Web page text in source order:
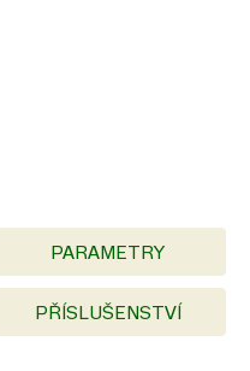
PARAMETRY
PŘÍSLUŠENSTVÍ